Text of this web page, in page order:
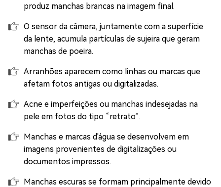
produz manchas brancas na imagem final.
O sensor da câmera, juntamente com a superfície
da lente, acumula partículas de sujeira que geram
manchas de poeira.
Arranhões aparecem como linhas ou marcas que
afetam fotos antigas ou digitalizadas.
Acne e imperfeições ou manchas indesejadas na
pele em fotos do tipo “retrato”.
Manchas e marcas d'água se desenvolvem em
imagens provenientes de digitalizações ou
documentos impressos.
Manchas escuras se formam principalmente devido